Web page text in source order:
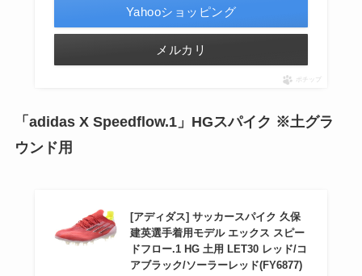
Yahooショッピング
メルカリ
ポチップ
「adidas X Speedflow.1」HGスパイク ※土グラ
ウンド用
[アディダス] サッカースパイク 久保
建英選手着用モデル エックス スピー
ドフロー.1 HG 土用 LET30 レッド/コ
アブラック/ソーラーレッド(FY6877)